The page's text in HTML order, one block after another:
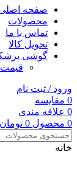
صفحه
محصولات
تماس با ما
تحویل کالا
گوشی
قیمت
ورود / ثبت نام
0 مقایسه
0 علاقه مندی
0 محصول 0 تومان
خانه